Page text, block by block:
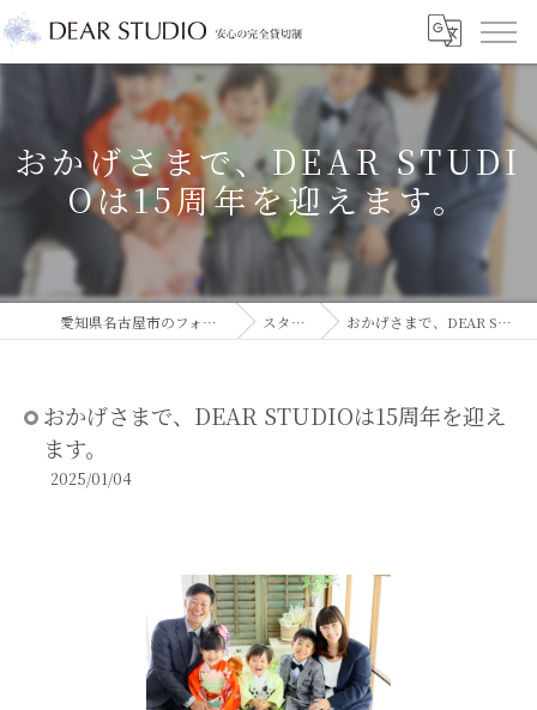
おかげさまで、DEAR STUDI
Oは15周年を迎えます。
愛知県名古屋市のフォトスタジオならDEAR STUDIO スタジオコラム おかげさまで、DEAR STUDIOは15周年を迎えます。
おかげさまで、DEAR STUDIOは15周年を迎え
ます。
2025/01/04